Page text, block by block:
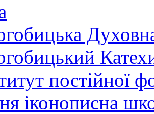
постійної
іконописна